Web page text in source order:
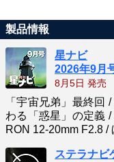
製品情報
星ナビ
2026年9月
8月5日 発売
「宇宙兄弟」最終回
わる「惑星」の定義
RON 12-20mm F2.8 /
ステラナビ